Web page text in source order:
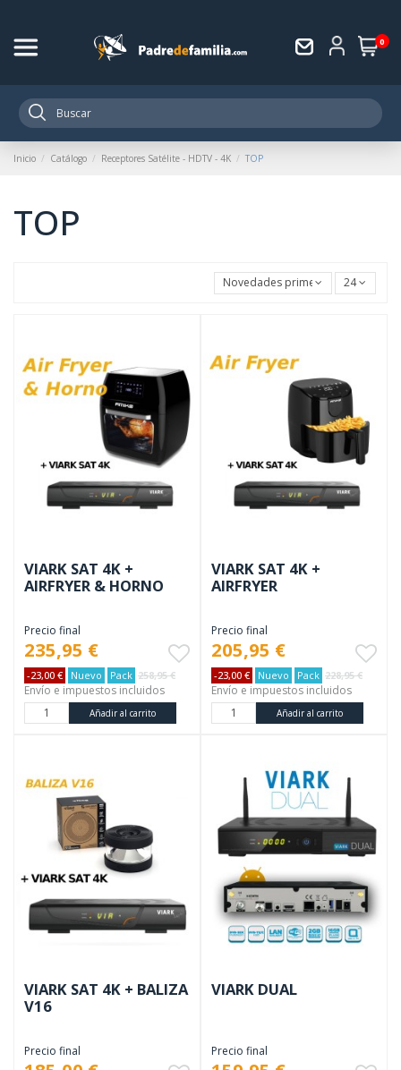
0
Inicio Catálogo Receptores Satélite - HDTV - 4K TOP
TOP
Novedades primero 24
VIARK SAT 4K +
AIRFRYER & HORNO
Precio final
235,95 €
-23,00 € Nuevo Pack 258,95 €
Envío e impuestos incluidos
Añadir al carrito
VIARK SAT 4K +
AIRFRYER
Precio final
205,95 €
-23,00 € Nuevo Pack 228,95 €
Envío e impuestos incluidos
Añadir al carrito
VIARK SAT 4K + BALIZA
V16
Precio final
VIARK DUAL
Precio final